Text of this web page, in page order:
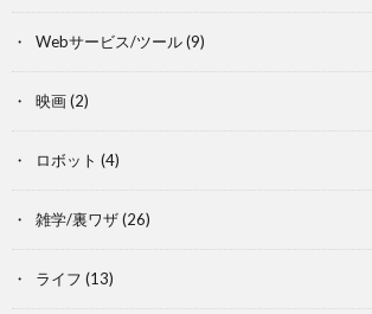
Webサービス/ツール(9)
映画(2)
ロボット (4)
雑学/裏ワザ(26)
ライフ (13)